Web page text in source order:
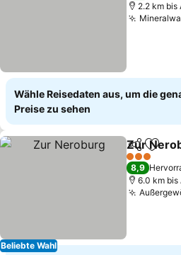
2.2 km bis
Wähle Reisedaten aus, um die
Preise zu sehen
Beliebte Wahl
TeilenZu
Zur
3 Sterne
8,9
6.0 km bis